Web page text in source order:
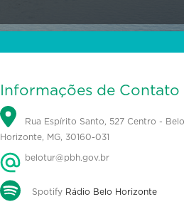
Informações de Contato
Rua Espírito Santo, 527 Centro - Belo
Horizonte, MG, 30160-031
belotur@pbh.gov.br
Spotify Rádio Belo Horizonte